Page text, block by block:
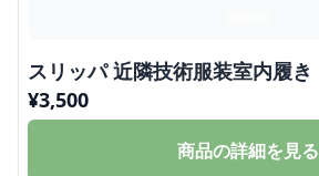
スリッパ 近隣技術服装室内履き
¥3,500
商品の詳細を見る